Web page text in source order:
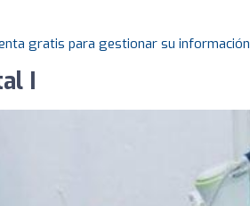
gratis para gestionar su información
I